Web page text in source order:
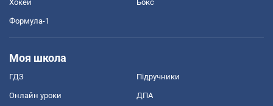
Хокей Бокс
Формула-1
Моя школа
ГДЗ Підручники
Онлайн уроки ДПА